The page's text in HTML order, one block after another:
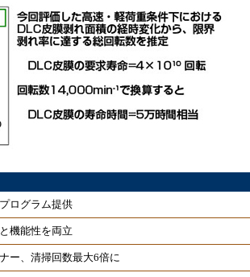
ログラム提供
機能性を両立
ー、清掃回数最大6倍に